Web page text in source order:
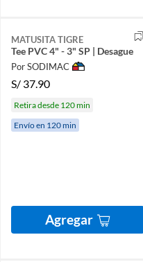
MATUSITA TIGRE
Tee PVC 4" - 3" SP | Desague
Por SODIMAC
S/ 37.90
Retira desde 120 min
Envío en 120 min
Agregar